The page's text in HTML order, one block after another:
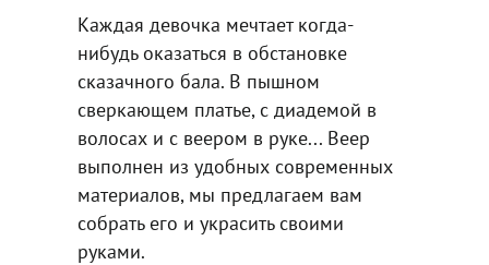
Каждая девочка мечтает когда-
нибудь оказаться в обстановке
сказачного бала. В пышном
сверкающем платье, с диадемой в
волосах и с веером в руке... Веер
выполнен из удобных современных
материалов, мы предлагаем вам
собрать его и украсить своими
руками.